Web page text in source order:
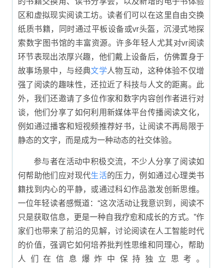
区和虚拟现实阅读工坊。读者们可以在这里自由交换
纸质书籍，同时通过平板设备或vr头盔，沉浸式地探
索数字图书馆的丰富资源。许多年轻人尤其对vr阅读
环节表现出浓厚兴趣，他们戴上设备后，仿佛置身于
故事场景中，与经典文学人物互动，这种体验不仅增
强了阅读的趣味性，还拉近了科技与人文的距离。此
外，我们还邀请了多位作家和数字内容创作者进行对
谈，他们分享了如何利用新媒体平台传播阅读文化，
例如通过播客和短视频推荐好书，让阅读不再局限于
静态的文字，而是成为一种动态的社交体验。
参与者在活动中积极交流，不少人分享了阅读如
何帮助他们应对现代生活的压力，例如通过心理类书
籍找到内心的平静，或通过科幻作品激发创新思维。
一位年轻读者感慨道：“这次活动让我意识到，阅读不
只是获取信息，更是一种自我疗愈和成长的方式。”作
家们也带来了前沿的见解，讨论阅读在人工智能时代
的价值，强调它如何培养批判性思维和同理心，帮助
人们在信息爆炸中保持独立思考。